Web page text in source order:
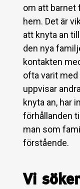
om att barnet
hem. Det är
att knyta an
den nya
kontakten
ofta varit
uppvisar
knyta an, har
förhållanden
man som
förstående.
Vi